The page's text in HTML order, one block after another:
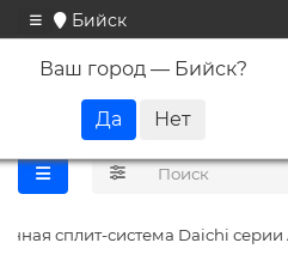
Бийск
Ваш город — Бийск?
сплит-система Daichi серии